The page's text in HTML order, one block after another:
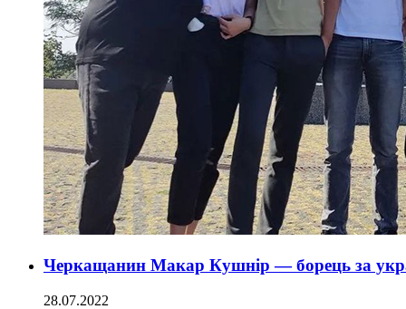
Черкащанин Макар Кушнір — борець за
28.07.2022